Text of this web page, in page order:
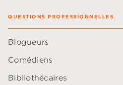
QUESTIONS PROFESSIONNELLES
Blogueurs
Comédiens
Bibliothécaires